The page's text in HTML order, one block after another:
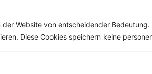
Website von entscheidender Bedeutung.
Diese Cookies speichern keine